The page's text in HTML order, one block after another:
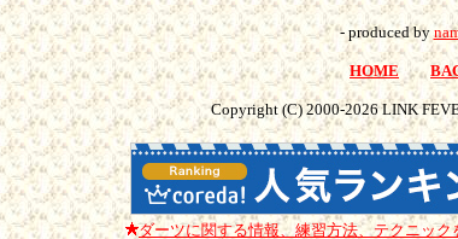
- produced by
HOME
Copyright (C) 2000-2026 LINK
ダーツに関する情報、練習方法、テクニック